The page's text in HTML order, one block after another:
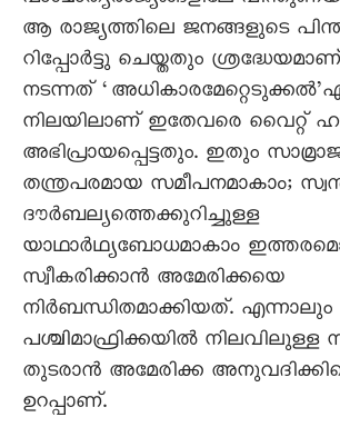
ആ രാജ്യത്തിലെ ജനങ്ങളുടെ
റിപ്പോർട്ടു ചെയ്തതും
നടന്നത്
നിലയിലാണ് ഇതേവരെ വെെറ്റ്
അഭിപ്രായപ്പെട്ടതും. ഇതും
തന്ത്രപരമായ സമീപനമാകാം;
ദൗർബല്യത്തെക്കുറിച്ചുള്ള
യാഥാർഥ്യബോധമാകാം
സ്വീകരിക്കാൻ അമേരിക്കയെ
നിർബന്ധിതമാക്കിയത്. എന്നാലും
പശ്ചിമാഫ്രിക്കയിൽ നിലവിലുള്ള
തുടരാൻ അമേരിക്ക
ഉറപ്പാണ്.